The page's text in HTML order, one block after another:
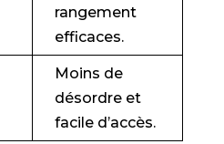
rangement
efficaces.
Moins de
désordre et
facile d’accès.